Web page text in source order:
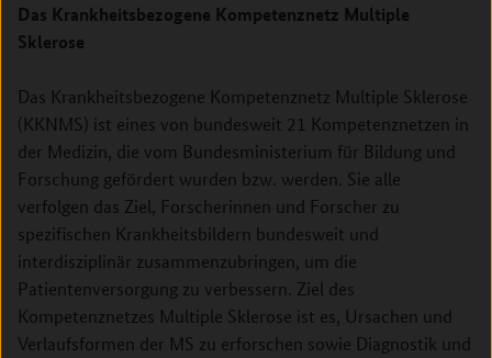
Das Krankheitsbezogene Kompetenznetz Multiple
Sklerose
Das Krankheitsbezogene Kompetenznetz Multiple Sklerose
(KKNMS) ist eines von bundesweit 21 Kompetenznetzen in
der Medizin, die vom Bundesministerium für Bildung und
Forschung gefördert wurden bzw. werden. Sie alle
verfolgen das Ziel, Forscherinnen und Forscher zu
spezifischen Krankheitsbildern bundesweit und
interdisziplinär zusammenzubringen, um die
Patientenversorgung zu verbessern. Ziel des
Kompetenznetzes Multiple Sklerose ist es, Ursachen und
Verlaufsformen der MS zu erforschen sowie Diagnostik und